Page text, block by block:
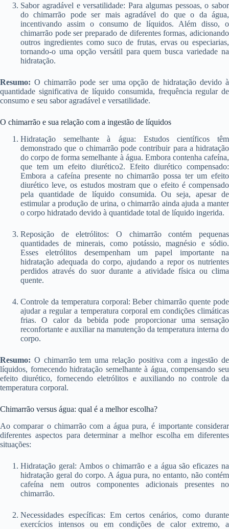
Sabor agradável e versatilidade: Para algumas pessoas, o sabor
do chimarrão pode ser mais agradável do que o da água,
incentivando assim o consumo de líquidos. Além disso, o
chimarrão pode ser preparado de diferentes formas, adicionando
outros ingredientes como suco de frutas, ervas ou especiarias,
tornando-o uma opção versátil para quem busca variedade na
hidratação.
Resumo: O chimarrão pode ser uma opção de hidratação devido à
quantidade significativa de líquido consumida, frequência regular de
consumo e seu sabor agradável e versatilidade.
O chimarrão e sua relação com a ingestão de líquidos
Hidratação semelhante à água: Estudos científicos têm
demonstrado que o chimarrão pode contribuir para a hidratação
do corpo de forma semelhante à água. Embora contenha cafeína,
que tem um efeito diurético2. Efeito diurético compensado:
Embora a cafeína presente no chimarrão possa ter um efeito
diurético leve, os estudos mostram que o efeito é compensado
pela quantidade de líquido consumida. Ou seja, apesar de
estimular a produção de urina, o chimarrão ainda ajuda a manter
o corpo hidratado devido à quantidade total de líquido ingerida.
Reposição de eletrólitos: O chimarrão contém pequenas
quantidades de minerais, como potássio, magnésio e sódio.
Esses eletrólitos desempenham um papel importante na
hidratação adequada do corpo, ajudando a repor os nutrientes
perdidos através do suor durante a atividade física ou clima
quente.
Controle da temperatura corporal: Beber chimarrão quente pode
ajudar a regular a temperatura corporal em condições climáticas
frias. O calor da bebida pode proporcionar uma sensação
reconfortante e auxiliar na manutenção da temperatura interna do
corpo.
Resumo: O chimarrão tem uma relação positiva com a ingestão de
líquidos, fornecendo hidratação semelhante à água, compensando seu
efeito diurético, fornecendo eletrólitos e auxiliando no controle da
temperatura corporal.
Chimarrão versus água: qual é a melhor escolha?
Ao comparar o chimarrão com a água pura, é importante considerar
diferentes aspectos para determinar a melhor escolha em diferentes
situações:
Hidratação geral: Ambos o chimarrão e a água são eficazes na
hidratação geral do corpo. A água pura, no entanto, não contém
cafeína nem outros componentes adicionais presentes no
chimarrão.
Necessidades específicas: Em certos cenários, como durante
exercícios intensos ou em condições de calor extremo, a